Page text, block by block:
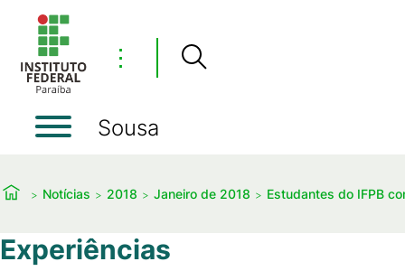
⋮
Sousa
Notícias 2018 Janeiro de 2018 Estudantes do IFPB
Experiências